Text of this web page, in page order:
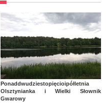
Ponaddwudziestopięcioipółletnia
Olsztynianka i Wielki Słownik
Gwarowy